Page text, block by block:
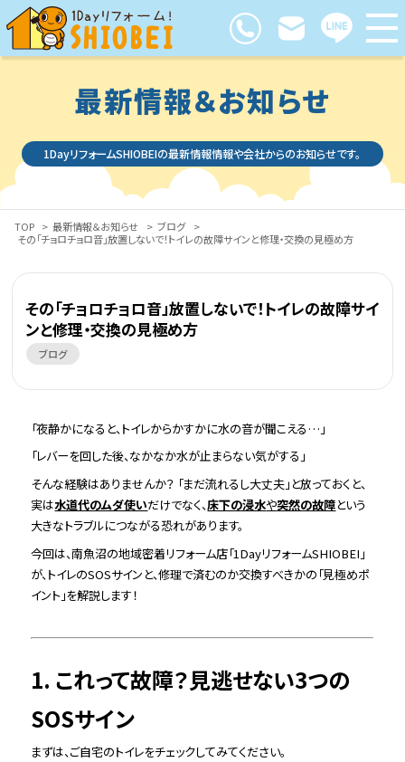
最新情報＆お知らせ
1DayリフォームSHIOBEIの最新情報情報や会社からのお知らせです。
TOP > 最新情報＆お知らせ > ブログ
>
その「チョロチョロ音」放置しないで！トイレの故障サインと修理・交換の見極め方
その「チョロチョロ音」放置しないで！トイレの故障サイ
ンと修理・交換の見極め方
ブログ
「夜静かになると、トイレからかすかに水の音が聞こえる…」
「レバーを回した後、なかなか水が止まらない気がする」
そんな経験はありませんか？ 「まだ流れるし大丈夫」と放っておくと、
実は水道代のムダ使いだけでなく、床下の浸水や突然の故障という
大きなトラブルにつながる恐れがあります。
今回は、南魚沼の地域密着リフォーム店「1DayリフォームSHIOBEI」
が、トイレのSOSサインと、修理で済むのか交換すべきかの「見極めポ
イント」を解説します！
1. これって故障？見逃せない3つの
SOSサイン
まずは、ご自宅のトイレをチェックしてみてください。